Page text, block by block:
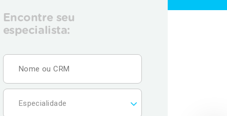
Encontre seu
especialista: